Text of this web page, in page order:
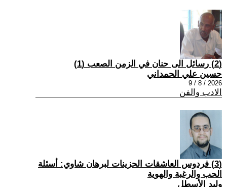
(2) رسائل الى حنان في الزمن الصعب (1)
حسين علي الحمداني
2026 / 8 / 9
الادب والفن
(3) فردوس العاشقات الحزينات لبرهان شاوي: أسئلة
الحب والرغبة والهوية
وليد الأسطل